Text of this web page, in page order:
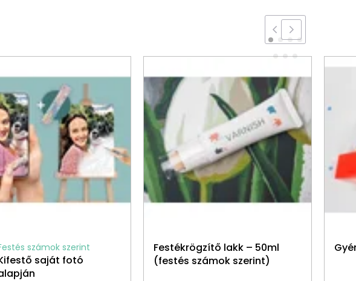
számok szerint
saját fotó
Festékrögzítő lakk – 50ml
(festés számok szerint)